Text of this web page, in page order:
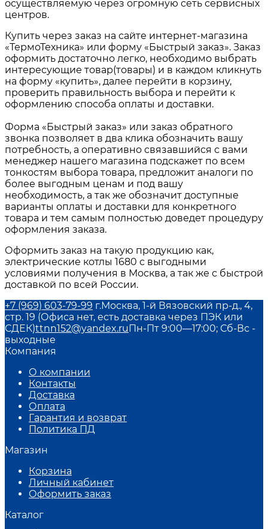
осуществляемую через огромную сеть сервисных
центров.
Купить через заказ на сайте интернет-магазина
«ТермоТехника» или форму «Быстрый заказ». Заказ
оформить достаточно легко, необходимо выбрать
интересующие товар(товары) и в каждом кликнуть
на форму «купить», далее перейти в корзину,
проверить правильность выбора и перейти к
оформлению способа оплаты и доставки.
Форма «Быстрый заказ» или заказ обратного
звонка позволяет в два клика обозначить вашу
потребность, а оперативно связавшийся с вами
менеджер нашего магазина подскажет по всем
тонкостям выбора товара, предложит аналоги по
более выгодным ценам и под вашу
необходимость, а так же обозначит доступные
варианты оплаты и доставки для конкретного
товара и тем самым полностью доведет процедуру
оформления заказа.
Оформить заказ на такую продукцию как,
электрические котлы 1680 с выгодными
условиями получения в Москва, а так же с быстрой
доставкой по всей России.
+7 (969) 603-79-99 г.Москва, 1-й Вязовский пр-д., 4,
стр. 19 (Офиса нет, есть доставка через ПЭК или
СДЕК)ttnn152@yandex.ruПн-Пт 9:00—17:00; Сб-Вс -
выходные
Компания
О компании
Контакты
Доставка
Оплата
Гарантия и возврат
Политика ПД
Магазин
Корзина
Личный кабинет
Оформить заказ
Каталог